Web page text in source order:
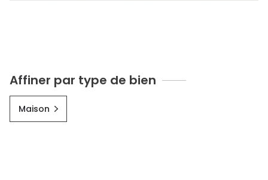
Affiner par type de bien
Maison